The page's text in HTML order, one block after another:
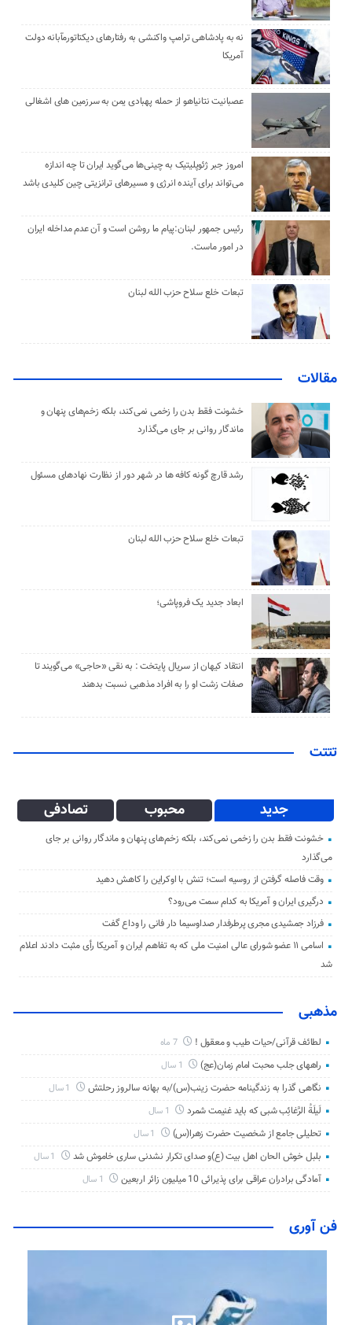
نه به پادشاهی ترامپ واکنشی به رفتارهای دیکتاتورمآبانه دولت
آمریکا
عصبانیت نتانیاهو از حمله پهبادی یمن به سرزمین های اشغالی
امروز جبر ژئوپلیتیک به چینی‌ها می‌گوید ایران تا چه اندازه
می‌تواند برای آینده انرژی و مسیرهای ترانزیتی چین کلیدی باشد
رئیس جمهور لبنان:پیام ما روشن است و آن عدم مداخله ایران
در امور ماست.
تبعات خلع سلاح حزب الله لبنان
مقالات
خشونت فقط بدن را زخمی نمی‌کند، بلکه زخم‌های پنهان و
ماندگار روانی بر جای می‌گذارد
رشد قارچ گونه کافه ها در شهر دور از نظارت نهادهای مسئول
تبعات خلع سلاح حزب الله لبنان
ابعاد جدید یک فروپاشی؛
انتقاد کیهان از سریال پایتخت : به نقی «حاجی» می‌گویند تا
صفات زشت او را به افراد مذهبی نسبت بدهند
تتتت
جدید محبوب تصادفی
خشونت فقط بدن را زخمی نمی‌کند، بلکه زخم‌های پنهان و ماندگار روانی بر جای
می‌گذارد
وقت فاصله گرفتن از روسیه است؛ تنش با اوکراین را کاهش دهید
درگیری ایران و آمریکا به کدام سمت می‌رود؟
فرزاد جمشیدی مجری پرطرفدار صداوسیما دار فانی را وداع گفت
اسامی ۱۱ عضو شورای عالی امنیت ملی که به تفاهم ایران و آمریکا رأی مثبت دادند اعلام
شد
مذهبی
لطائف قرآنی/حیات طیب و معقول ! 7 ماه
راههای جلب محبت امام زمان(عج)
نگاهی گذرا به زندگینامه حضرت زینب(س)/به بهانه سالروز رحلتش
لَیلَةُ الرَّغائِب شبی که باید غنیمت شمرد
تحلیلی جامع از شخصیت حضرت زهرا(س)
بلبل خوش الحان اهل بیت (ع)و صدای تکرار نشدنی ساری خاموش شد
آمادگی برادران عراقی برای پذیرائی 10 میلیون زائر اربعین
فن آوری